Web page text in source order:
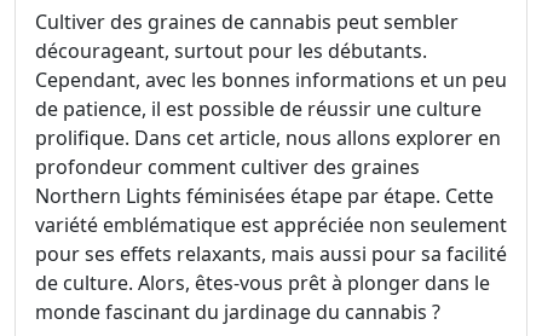
Cultiver des graines de cannabis peut sembler
décourageant, surtout pour les débutants.
Cependant, avec les bonnes informations et un peu
de patience, il est possible de réussir une culture
prolifique. Dans cet article, nous allons explorer en
profondeur comment cultiver des graines
Northern Lights féminisées étape par étape. Cette
variété emblématique est appréciée non seulement
pour ses effets relaxants, mais aussi pour sa facilité
de culture. Alors, êtes-vous prêt à plonger dans le
monde fascinant du jardinage du cannabis ?